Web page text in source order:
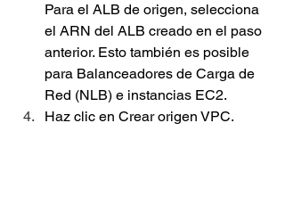
Para el ALB de origen, selecciona
el ARN del ALB creado en el paso
anterior. Esto también es posible
para Balanceadores de Carga de
Red (NLB) e instancias EC2.
Haz clic en Crear origen VPC.